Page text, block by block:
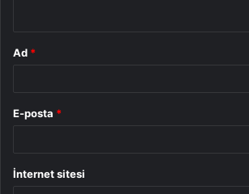
Ad *
E-posta *
İnternet sitesi